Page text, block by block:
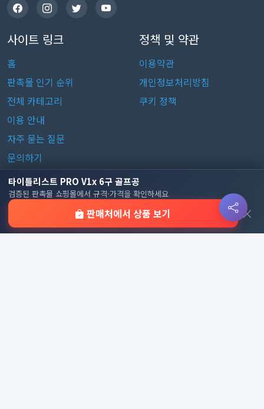
타이틀리스트 PRO V1x 6구 골프공
검증된 판촉물 쇼핑몰에서 규격·가격을 확인하세요
판매처에서 상품 보기 ×
사이트 링크
홈
판촉물 인기 순위
전체 카테고리
이용 안내
자주 묻는 질문
문의하기
정책 및 약관
이용약관
개인정보처리방침
쿠키 정책
판촉물 카테고리
가정/생활용품 감염예방용품 골프선물세트
골프용품
달력/다이어리
레저/운동용품 명품자개상품
문구용품